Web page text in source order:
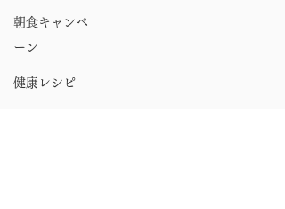
朝食キャンペ
ーン
健康レシピ